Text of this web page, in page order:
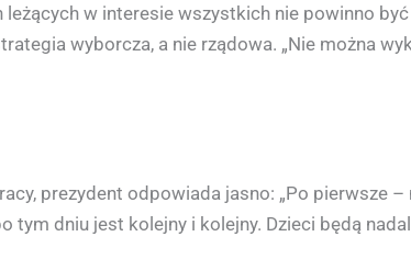
w interesie wszystkich nie powinno
wyborcza, a nie rządowa. „Nie można
prezydent odpowiada jasno: „Po pierwsze
tym dniu jest kolejny i kolejny. Dzieci będą